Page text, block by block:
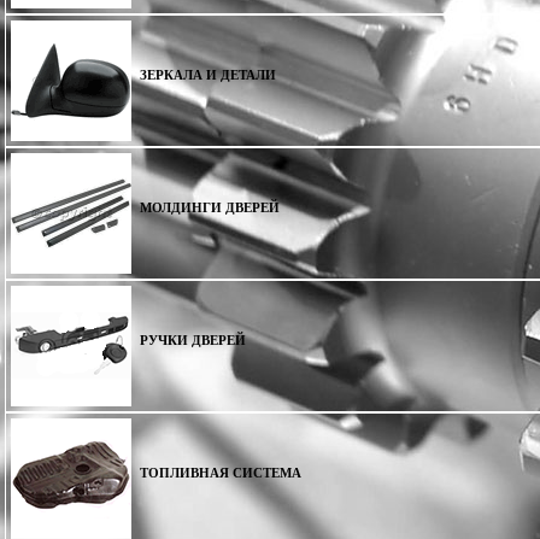
ЗЕРКАЛА И ДЕТАЛИ
МОЛДИНГИ ДВЕРЕЙ
РУЧКИ ДВЕРЕЙ
ТОПЛИВНАЯ СИСТЕМА